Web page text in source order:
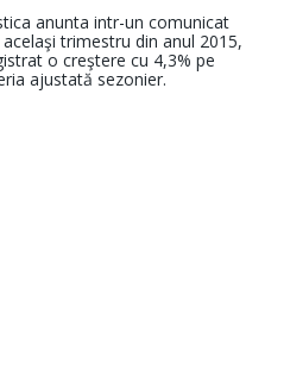
anunta intr-un comunicat
trimestru din anul 2015,
o creştere cu 4,3% pe
ajustată sezonier.